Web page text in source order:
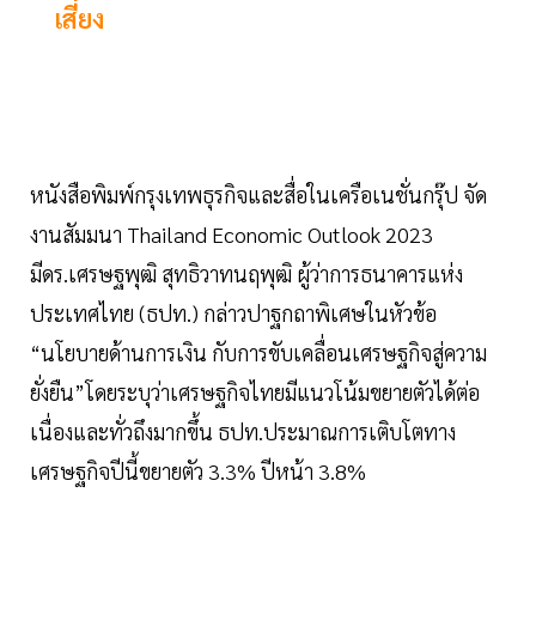
เสี่ยง
หนังสือพิมพ์กรุงเทพธุรกิจและสื่อในเครือเนชั่นกรุ๊ป จัด
งานสัมมนา Thailand Economic Outlook 2023
มีดร.เศรษฐพุฒิ สุทธิวาทนฤพุฒิ ผู้ว่าการธนาคารแห่ง
ประเทศไทย (ธปท.) กล่าวปาฐกถาพิเศษในหัวข้อ
“นโยบายด้านการเงิน กับการขับเคลื่อนเศรษฐกิจสู่ความ
ยั่งยืน”โดยระบุว่าเศรษฐกิจไทยมีแนวโน้มขยายตัวได้ต่อ
เนื่องและทั่วถึงมากขึ้น ธปท.ประมาณการเติบโตทาง
เศรษฐกิจปีนี้ขยายตัว 3.3% ปีหน้า 3.8%